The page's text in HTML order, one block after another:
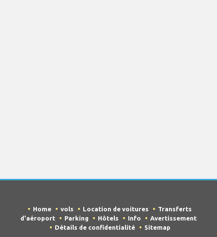
Home vols Location de voitures
Transferts
d'aéroport
Parking Hôtels Info
Avertissement
Détails de confidentialité
Sitemap